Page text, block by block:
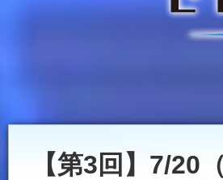
【第3回】7/20